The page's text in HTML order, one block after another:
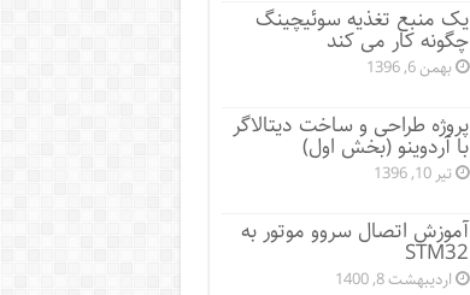
یک منبع تغذیه سوئیچینگ
چگونه کار می کند
بهمن 6, 1396
پروژه طراحی و ساخت دیتالاگر
با آردوینو (بخش اول)
تیر 10, 1396
آموزش اتصال سروو موتور به
STM32
اردیبهشت 8, 1400